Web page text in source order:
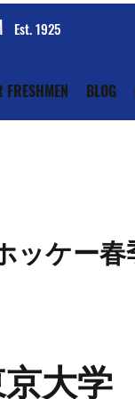
Est. 1925
FRESHMEN BLOG
ッケー
大学